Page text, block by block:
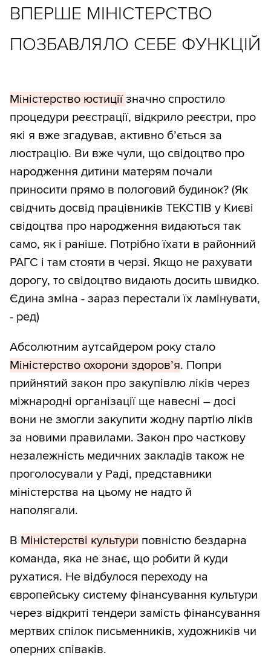
ВПЕРШЕ МІНІСТЕРСТВО
ПОЗБАВЛЯЛО СЕБЕ ФУНКЦІЙ
Міністерство юстиціїзначно спростило
процедури реєстрації, відкрило реєстри, про
які я вже згадував, активно б’ється за
люстрацію. Ви вже чули, що свідоцтво про
народження дитини матерям почали
приносити прямо в пологовий будинок? (Як
свідчить досвід працівників ТЕКСТІВ у Києві
свідоцтва про народження видаються так
само, як і раніше. Потрібно їхати в районний
РАГС і там стояти в черзі. Якщо не рахувати
дорогу, то свідоцтво видають досить швидко.
Єдина зміна - зараз перестали їх ламінувати,
- ред)
Абсолютним аутсайдером року стало
Міністерство охорони здоров’я. Попри
прийнятий закон про закупівлю ліків через
міжнародні організації ще навесні – досі
вони не змогли закупити жодну партію ліків
за новими правилами. Закон про часткову
незалежність медичних закладів також не
проголосували у Раді, представники
міністерства на цьому не надто й
наполягали.
В Міністерстві культури повністю бездарна
команда, яка не знає, що робити й куди
рухатися. Не відбулося переходу на
європейську систему фінансування культури
через відкриті тендери замість фінансування
мертвих спілок письменників, художників чи
оперних співаків.